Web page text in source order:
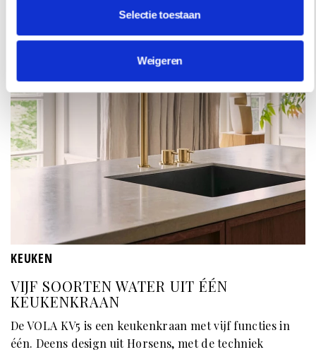
Selectie toestaan
Weigeren
KEUKEN
VIJF SOORTEN WATER UIT ÉÉN
KEUKENKRAAN
De VOLA KV5 is een keukenkraan met vijf functies in
één. Deens design uit Horsens, met de techniek